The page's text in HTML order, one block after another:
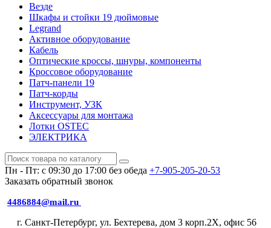
Везде
Шкафы и стойки 19 дюймовые
Legrand
Активное оборудование
Кабель
Оптические кроссы, шнуры, компоненты
Кроссовое оборудование
Патч-панели 19
Патч-корды
Инструмент, УЗК
Аксессуары для монтажа
Лотки OSTEC
ЭЛЕКТРИКА
Пн - Пт: с 09:30 до 17:00 без обеда +7-905-205-20-53
Заказать обратный звонок
4486884@mail.ru
г. Санкт-Петербург, ул. Бехтерева, дом 3 корп.2X, офис 56